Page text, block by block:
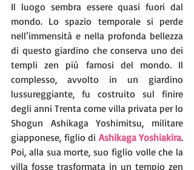
Il luogo sembra essere quasi fuori dal
mondo. Lo spazio temporale si perde
nell’immensità e nella profonda bellezza
di questo giardino che conserva uno dei
templi zen più famosi del mondo. Il
complesso, avvolto in un giardino
lussureggiante, fu costruito sul finire
degli anni Trenta come villa privata per lo
Shogun Ashikaga Yoshimitsu, militare
giapponese, figlio di Ashikaga Yoshiakira.
Poi, alla sua morte, suo figlio volle che la
villa fosse trasformata in un tempio zen